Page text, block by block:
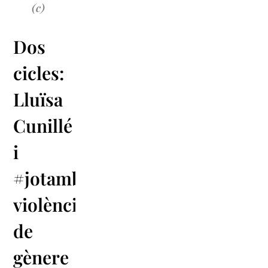
(c)
Dos
cicles:
Lluïsa
Cunillé
i
#jotambé,
violències
de
gènere